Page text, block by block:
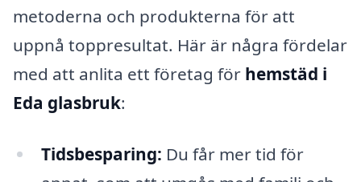
metoderna och produkterna för att
uppnå toppresultat. Här är några fördelar
med att anlita ett företag för hemstäd i
Eda glasbruk:
Tidsbesparing: Du får mer tid för